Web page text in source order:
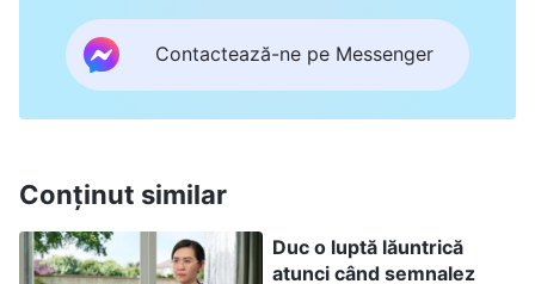
nenorocire – aceste lucruri au fost deja
stabilite. […] Felul în care va fi sănătatea cuiva
la o anumită vârstă sau dacă va face o boală
credincioșii nu cred în Dumnezeu și se duc să
caute pe cineva care să le vadă aceste lucruri
în palmă, în datele de naștere și pe chipurile lor,
Contactează-ne pe Messenger
Conținut similar
Duc o luptă lăuntrică
atunci când semnalez